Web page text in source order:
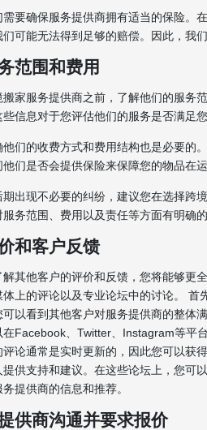
需要确保服务提供商拥有适当的保险。
们可能无法得到足够的赔偿。因此，我
范围和费用
搬家服务提供商之前，了解他们的服务
信息对于您评估他们的服务是否满足
他们的收费方式和费用结构也是必要的
们是否会提供保险来保障您的物品在
期出现不必要的纠纷，建议您在选择跨
务范围、费用以及责任等方面有明确的
和客户反馈
解其他客户的评价和反馈，您将能够更
体上的评论以及专业论坛中的讨论。
以看到其他客户对服务提供商的整体
在Facebook、Twitter、Instagram等平
评论通常是实时更新的，因此您可以获
供支持和建议。在这些论坛上，您可
提供商的信息和推荐。
供商沟通并要求报价